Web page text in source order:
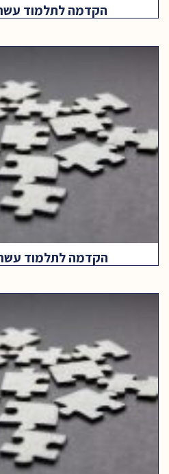
הקדמה לתלמוד עשר
הקדמה לתלמוד עשר